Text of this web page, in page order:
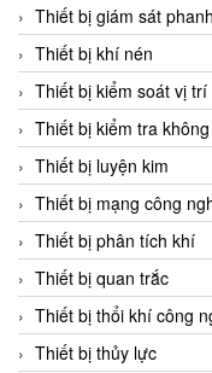
Chromalox
ChuanYi
CIC
Clage
Clake Fololo
Clark Cooper
CMC Ventilazione
Coax Valves Inc
Codel
Cofimco
Thiết bị giám sát
Thiết bị khí nén
Thiết bị kiểm soát vị trí
Thiết bị kiểm tra
Thiết bị luyện kim
Thiết bị mạng công
Thiết bị phân tích khí
Thiết bị quan trắc
Thiết bị thổi khí công
Thiết bị thủy lực